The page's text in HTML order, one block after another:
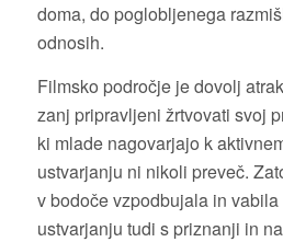
doma, do poglobljenega
odnosih.
Filmsko področje je dovolj
zanj pripravljeni žrtvovati svoj
ki mlade nagovarjajo k
ustvarjanju ni nikoli preveč.
v bodoče vzpodbujala in vabila
ustvarjanju tudi s priznanji in